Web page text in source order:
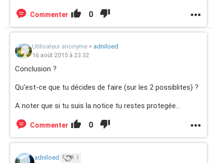
Commenter 0
Utilisateur anonyme > adniloed
16 août 2015 à 23:32
Conclusion ?
Qu'est-ce que tu décides de faire (sur les 2 possiblites) ?
A noter que si tu suis la notice tu restes protegée...
Commenter 0
adniloed 1